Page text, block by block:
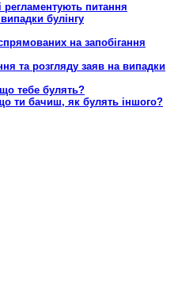
регламентують питання
булінгу
на запобігання
та розгляду заяв на випадки
тебе булять?
ти бачиш, як булять іншого?